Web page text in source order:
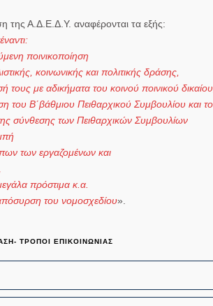
της Α.Δ.Ε.Δ.Υ. αναφέρονται τα εξής:
ποινικοποίηση
κοινωνικής και πολιτικής δράσης,
τους με αδικήματα του κοινού ποινικού δικαίου,
του Β΄βάθμιου Πειθαρχικού Συμβουλίου και
σύνθεσης των Πειθαρχικών Συμβουλίων
των εργαζομένων και
πρόστιμα κ.α.
του νομοσχεδίου».
ΤΡΟΠΟΙ ΕΠΙΚΟΙΝΩΝΙΑΣ